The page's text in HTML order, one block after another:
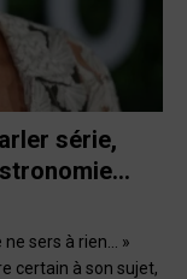
série,
sers à rien… »
certain à son sujet,